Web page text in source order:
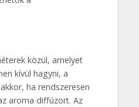
közül, amelyet
kívül hagyni, a
ha rendszeresen
aroma diffúzort. Az